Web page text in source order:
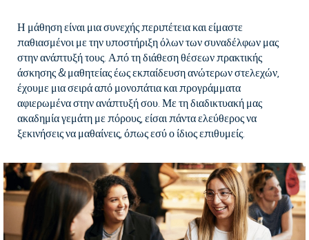
Η μάθηση είναι μια συνεχής περιπέτεια και είμαστε
παθιασμένοι με την υποστήριξη όλων των συναδέλφων μας
στην ανάπτυξή τους. Από τη διάθεση θέσεων πρακτικής
άσκησης & μαθητείας έως εκπαίδευση ανώτερων στελεχών,
έχουμε μια σειρά από μονοπάτια και προγράμματα
αφιερωμένα στην ανάπτυξή σου. Με τη διαδικτυακή μας
ακαδημία γεμάτη με πόρους, είσαι πάντα ελεύθερος να
ξεκινήσεις να μαθαίνεις, όπως εσύ ο ίδιος επιθυμείς.